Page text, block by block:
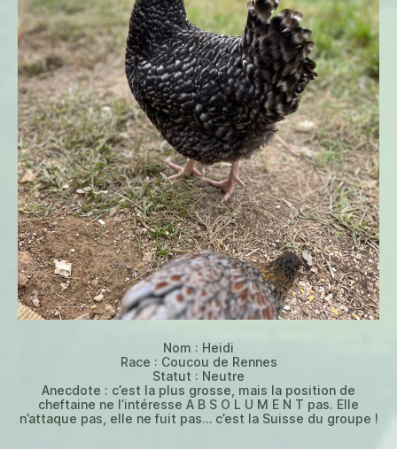
Nom : Heidi
Race : Coucou de Rennes
Statut : Neutre
Anecdote : c’est la plus grosse, mais la position de
cheftaine ne l’intéresse A B S O L U M E N T pas. Elle
n’attaque pas, elle ne fuit pas… c’est la Suisse du groupe !